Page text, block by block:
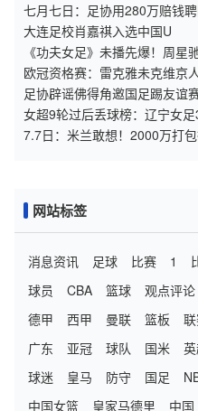
难了
七月七日：足协用280万赔钱
女足青训体系
大连足校肖嘉祺入选中国U
《功夫女足》未播先爆！周
吗？
欧冠资格赛：雷克雅未克维京
挖角
足协辟谣佛得角邀国足踢友谊
女超9轮过后丢球榜：辽宁女
7.7日：米兰敢想！2000万打
网站标签
消息资讯 足球 比赛 1
球员
CBA 篮球 观点评论
德甲
西甲 曼联 篮板
广东
亚冠 球队 国米
球迷
皇马 防守 国足
中国女篮
皇家马德里 中国